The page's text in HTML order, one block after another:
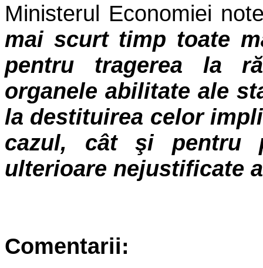
Ministerul Economiei
mai scurt timp toate
pentru tragerea la
organele abilitate ale
la destituirea celor
cazul, cât şi pentru
ulterioare nejustificate
Comentarii: